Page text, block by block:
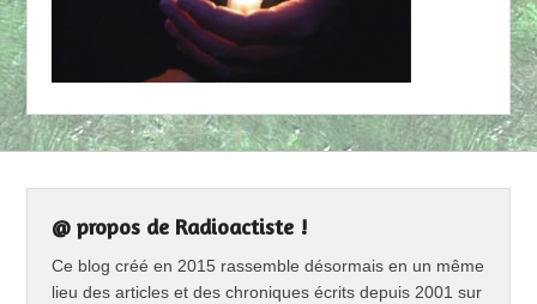
@ propos de Radioactiste !
Ce blog créé en 2015 rassemble désormais en un même
lieu des articles et des chroniques écrits depuis 2001 sur